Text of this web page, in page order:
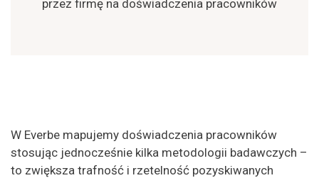
przez firmę na doświadczenia pracowników
W Everbe mapujemy doświadczenia pracowników
stosując jednocześnie kilka metodologii badawczych –
to zwiększa trafność i rzetelność pozyskiwanych